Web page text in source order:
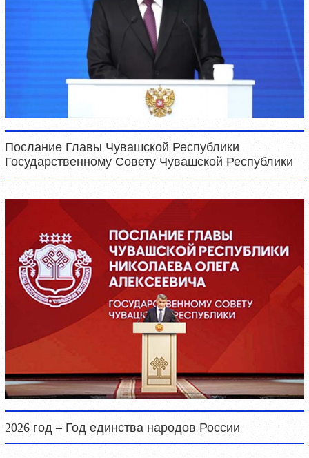
Послание Главы Чувашской Республики
Государственному Совету Чувашской Республики
2026 год – Год единства народов России